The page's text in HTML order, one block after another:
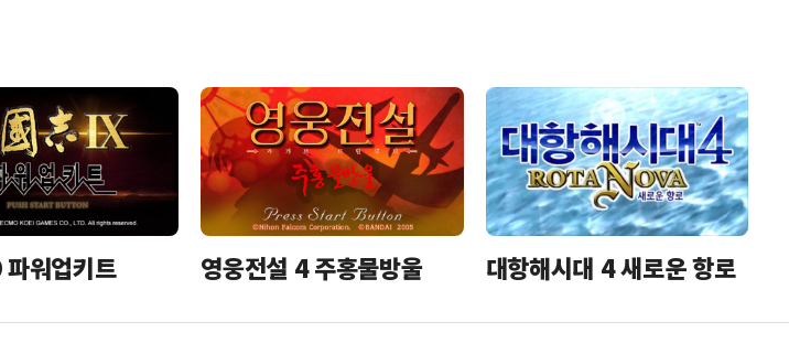
워업키트 영웅전설 4 주홍물방울 대항해시대 4 새로운 항로